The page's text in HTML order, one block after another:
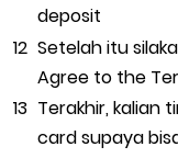
deposit
Setelah itu
Agree to the
Terakhir, kalian
card supaya